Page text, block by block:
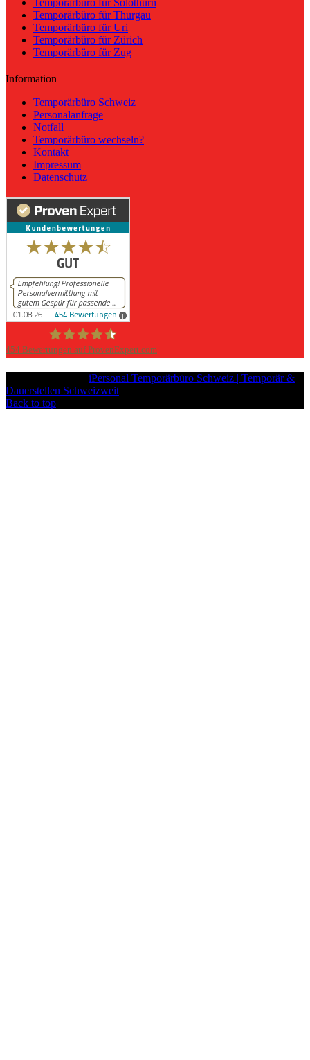
Temporärbüro für Thurgau
Temporärbüro für Uri
Temporärbüro für Zürich
Temporärbüro für Zug
Information
Temporärbüro Schweiz
Personalanfrage
Notfall
Temporärbüro wechseln?
Kontakt
Impressum
Datenschutz
454 Bewertungen auf ProvenExpert.com
iPersonal Temporärbüro Schweiz | Temporär &
Dauerstellen Schweizweit
Back to top